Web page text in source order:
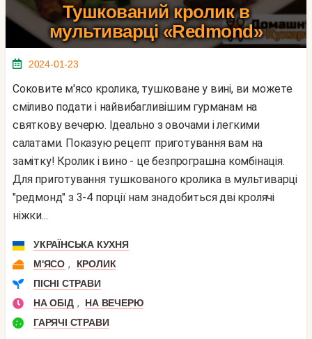
Тушкований кролик в
мультиварці «Redmond»
2024-01-23
Соковите м'ясо кролика, тушковане у вині, ви можете
сміливо подати і найвибагливішим гурманам на
святкову вечерю. Ідеально з овочами і легкими
салатами. Показую рецепт приготування вам на
замітку! Кролик і вино - це безпрограшна комбінація.
Для приготування тушкованого кролика в мультиварці
"редмонд" з 3-4 порції нам знадобиться дві кролячі
ніжки...
УКРАЇНСЬКА КУХНЯ
М'ЯСО ,
КРОЛИК
ПІСНІ СТРАВИ
НА ОБІД ,
НА ВЕЧЕРЮ
ГАРЯЧІ СТРАВИ